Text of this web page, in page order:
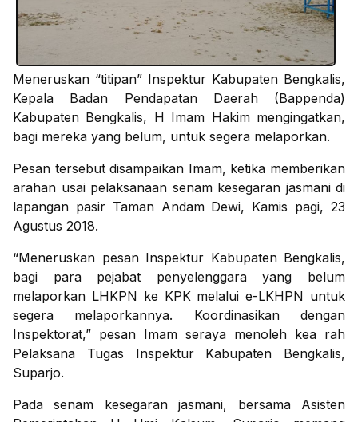
Meneruskan “titipan” Inspektur Kabupaten Bengkalis,
Kepala Badan Pendapatan Daerah (Bappenda)
Kabupaten Bengkalis, H Imam Hakim mengingatkan,
bagi mereka yang belum, untuk segera melaporkan.
Pesan tersebut disampaikan Imam, ketika memberikan
arahan usai pelaksanaan senam kesegaran jasmani di
lapangan pasir Taman Andam Dewi, Kamis pagi, 23
Agustus 2018.
“Meneruskan pesan Inspektur Kabupaten Bengkalis,
bagi para pejabat penyelenggara yang belum
melaporkan LHKPN ke KPK melalui e-LKHPN untuk
segera melaporkannya. Koordinasikan dengan
Inspektorat,” pesan Imam seraya menoleh kea rah
Pelaksana Tugas Inspektur Kabupaten Bengkalis,
Suparjo.
Pada senam kesegaran jasmani, bersama Asisten